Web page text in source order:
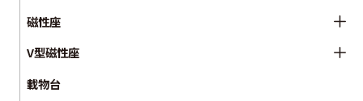
磁性座
V型磁性座
載物台